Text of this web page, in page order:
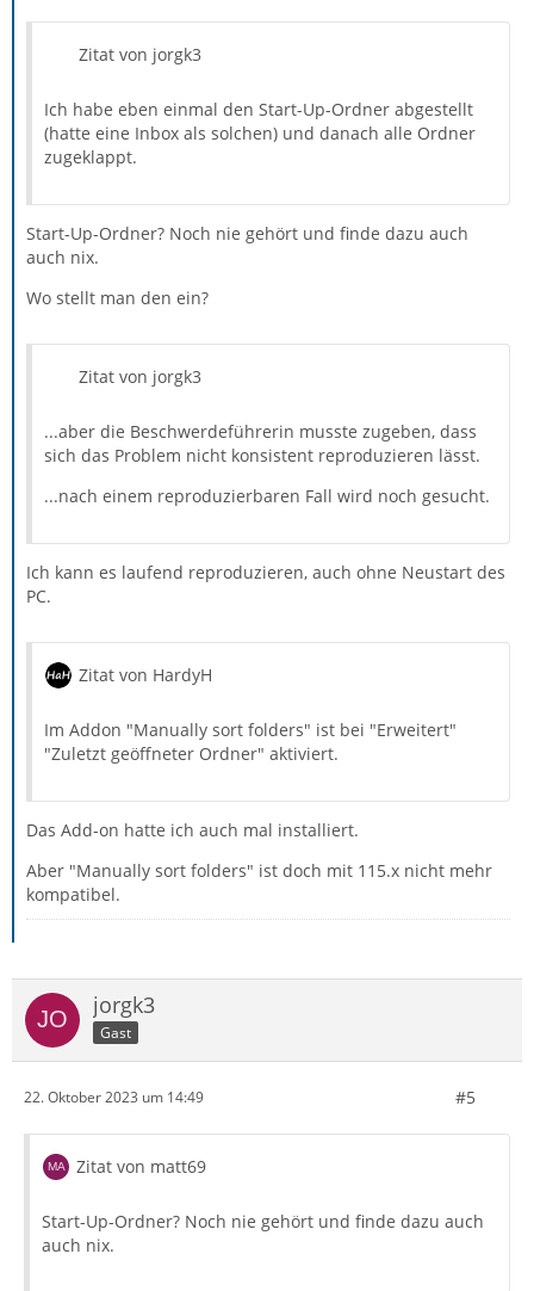
Zitat von jorgk3
Ich habe eben einmal den Start-Up-Ordner abgestellt
(hatte eine Inbox als solchen) und danach alle Ordner
zugeklappt.
Start-Up-Ordner? Noch nie gehört und finde dazu auch
auch nix.
Wo stellt man den ein?
Zitat von jorgk3
...aber die Beschwerdeführerin musste zugeben, dass
sich das Problem nicht konsistent reproduzieren lässt.
...nach einem reproduzierbaren Fall wird noch gesucht.
Ich kann es laufend reproduzieren, auch ohne Neustart des
PC.
Zitat von HardyH
Im Addon "Manually sort folders" ist bei "Erweitert"
"Zuletzt geöffneter Ordner" aktiviert.
Das Add-on hatte ich auch mal installiert.
Aber "Manually sort folders" ist doch mit 115.x nicht mehr
kompatibel.
jorgk3
Gast
22. Oktober 2023 um 14:49 #5
Zitat von matt69
Start-Up-Ordner? Noch nie gehört und finde dazu auch
auch nix.